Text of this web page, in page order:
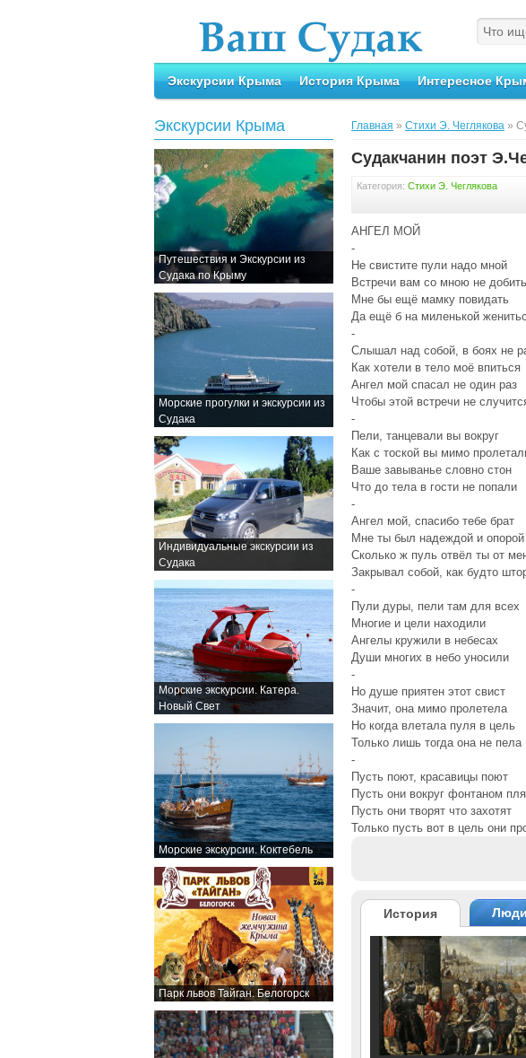
Экскурсии Крыма История Крыма Интересное
Экскурсии Крыма
Путешествия и Экскурсии из
Судака по Крыму
Морские прогулки и экскурсии из
Судака
Индивидуальные экскурсии из
Судака
Морские экскурсии. Катера.
Новый Свет
Морские экскурсии. Коктебель
Парк львов Тайган. Белогорск
Главная » Стихи Э. Чеглякова »
Судакчанин поэт
Категория: Стихи Э. Чеглякова
АНГЕЛ МОЙ
-
Не свистите пули надо мной
Встречи вам со мною не
Мне бы ещё мамку повидать
Да ещё б на миленькой
-
Слышал над собой, в боях не
Как хотели в тело моё впиться
Ангел мой спасал не один раз
Чтобы этой встречи не
-
Пели, танцевали вы вокруг
Как с тоской вы мимо
Ваше завыванье словно стон
Что до тела в гости не попали
-
Ангел мой, спасибо тебе брат
Мне ты был надеждой и опорой
Сколько ж пуль отвёл ты от
Закрывал собой, как будто
-
Пули дуры, пели там для всех
Многие и цели находили
Ангелы кружили в небесах
Души многих в небо уносили
-
Но душе приятен этот свист
Значит, она мимо пролетела
Но когда влетала пуля в цель
Только лишь тогда она не пела
-
Пусть поют, красавицы поют
Пусть они вокруг фонтаном
Пусть они творят что захотят
Только пусть вот в цель они
История Люди